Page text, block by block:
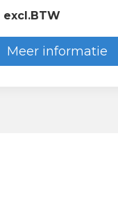
excl.BTW
Meer informatie